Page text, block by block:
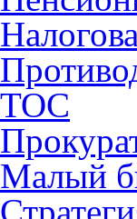
ТОС
Малый